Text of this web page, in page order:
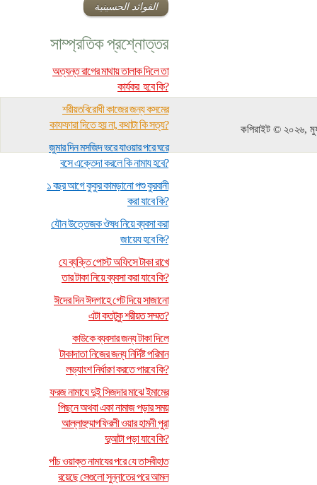
الفوائد الحسينية
সাম্প্রতিক প্রশ্নোত্তর
অত্যন্ত রাগের মাথায় তালাক দিলে তা
কার্যকর হবে কি?
শরীয়তবিরোধী কাজের জন্য কসমের
কাফফারা দিতে হয় না, কথাটা কি সত্য?
জুমার দিন মসজিদ ভরে যাওয়ার পরে ঘরে
বসে এক্তেদা করলে কি নামায হবে?
১ বছর আগে কুকুর কামড়ানো পশু কুরবানী
করা যাবে কি?
যৌন উত্তেজক ঔষধ নিয়ে ব্যবসা করা
জায়েয হবে কি?
যে ব্যক্তি পোস্ট অফিসে টাকা রাখে
তার টাকা নিয়ে ব্যবসা করা যাবে কি?
ঈদের দিন ঈদগাহে গেট দিয়ে সাজানো
এটা কতটুকু শরীয়ত সম্মত?
কাউকে ব্যবসার জন্য টাকা দিলে
টাকাদাতা নিজের জন্য নির্দিষ্ট পরিমান
লভ্যাংশ নির্ধারণ করতে পারবে কি?
ফরজ নামাযে দুই সিজদার মাঝে ইমামের
পিছনে অথবা একা নামাজ পড়ার সময়
আল্লাহুম্মাগফিরলী ওয়ার হামনী পুরা
দুআটা পড়া যাবে কি?
পাঁচ ওয়াক্ত নামাযের পরে যে তাসবীহাত
রয়েছে সেগুলো সুন্নাতের পরে আমল
কপিরাইট © ২০২৬,